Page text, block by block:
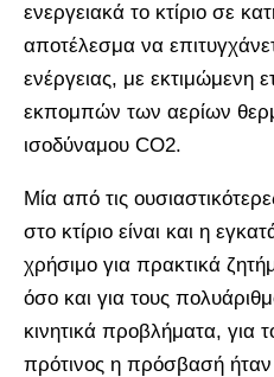
ενεργειακά το κτίριο σε
αποτέλεσμα να
ενέργειας, με εκτιμώμενη
εκπομπών των αερίων
ισοδύναμου CO2.
Μία από τις
στο κτίριο είναι και η
χρήσιμο για πρακτικά
όσο και για τους
κινητικά προβλήματα, για
πρότινος η πρόσβασή